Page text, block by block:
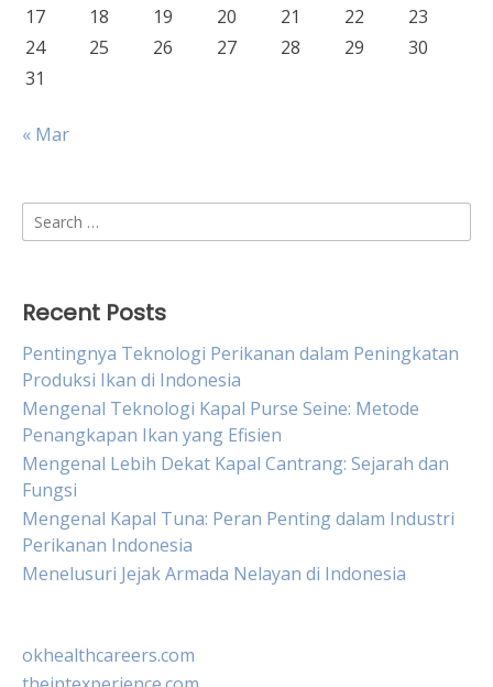
17
18 19 20 21 22
23
24
25 26 27 28 29
30
31
« Mar
Search
for:
Recent Posts
Pentingnya Teknologi Perikanan dalam Peningkatan
Produksi Ikan di Indonesia
Mengenal Teknologi Kapal Purse Seine: Metode
Penangkapan Ikan yang Efisien
Mengenal Lebih Dekat Kapal Cantrang: Sejarah dan
Fungsi
Mengenal Kapal Tuna: Peran Penting dalam Industri
Perikanan Indonesia
Menelusuri Jejak Armada Nelayan di Indonesia
okhealthcareers.com